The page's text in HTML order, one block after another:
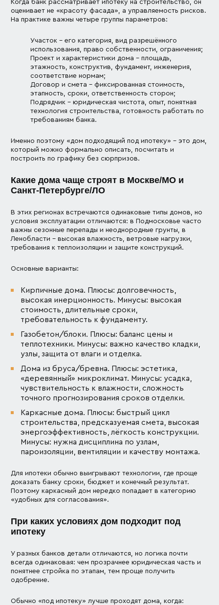
Когда банк рассматривает ипотеку на строительство, он
оценивает не «красоту фасада», а управляемость рисков.
На практике важны четыре группы параметров:
Участок – его категория, вид разрешённого
использования, право собственности, ограничения;
Проект и характеристики дома – площадь,
этажность, конструктив, фундамент, инженерия,
соответствие нормам;
Договор и смета – фиксированная стоимость,
этапность, сроки, ответственность сторон;
Подрядчик – юридическая чистота, опыт, понятная
технология строительства, готовность работать по
требованиям банка.
Именно поэтому «дом подходящий под ипотеку» – это дом,
который можно формально описать, посчитать и
построить по графику без сюрпризов.
Какие дома чаще строят в Москве/МО и
Санкт-Петербурге/ЛО
В этих регионах встречаются одинаковые типы домов, но
условия эксплуатации отличаются: в Подмосковье часто
важны сезонные перепады и неоднородные грунты, в
Ленобласти – высокая влажность, ветровые нагрузки,
требования к теплоизоляции и защите конструкций.
Основные варианты:
Кирпичные дома. Плюсы: долговечность,
высокая инерционность. Минусы: высокая
стоимость, длительные сроки,
требовательность к фундаменту.
Газобетон/блоки. Плюсы: баланс цены и
теплотехники. Минусы: важно качество кладки,
узлы, защита от влаги и отделка.
Дома из бруса/бревна. Плюсы: эстетика,
«деревянный» микроклимат. Минусы: усадка,
чувствительность к влажности, сложность
точного прогнозирования сроков отделки.
Каркасные дома. Плюсы: быстрый цикл
строительства, предсказуемая смета, высокая
энергоэффективность, лёгкость конструкции.
Минусы: нужна дисциплина по узлам,
пароизоляции, вентиляции и качеству монтажа.
Для ипотеки обычно выигрывают технологии, где проще
доказать банку сроки, бюджет и конечный результат.
Поэтому каркасный дом нередко попадает в категорию
«удобных для согласования».
При каких условиях дом подходит под
ипотеку
У разных банков детали отличаются, но логика почти
всегда одинаковая: чем прозрачнее юридическая часть и
понятнее стройка по этапам, тем проще получить
одобрение.
Обычно «под ипотеку» лучше проходят дома, когда: